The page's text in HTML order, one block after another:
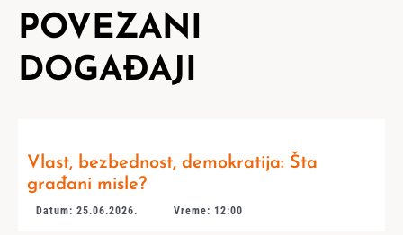
POVEZANI
DOGAĐAJI
Vlast, bezbednost, demokratija: Šta
građani misle?
Datum: 25.06.2026. Vreme: 12:00